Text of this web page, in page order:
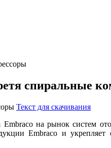
спиральные
Текст для скачивания
на рынок систем
Embraco и